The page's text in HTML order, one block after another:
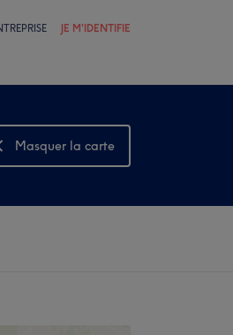
JE M'IDENTIFIE
Masquer la carte
Montrer la carte